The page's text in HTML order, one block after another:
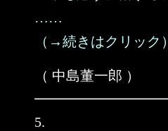
……
（→続きはクリック）
（ 中島董一郎 ）
5.